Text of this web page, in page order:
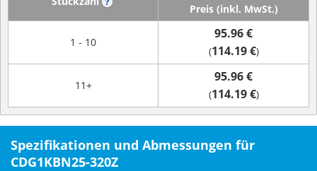
Preis (inkl. MwSt.)
1 - 10
95.96 €
(114.19 €)
11+
95.96 €
(114.19 €)
Spezifikationen und Abmessungen für
CDG1KBN25-320Z